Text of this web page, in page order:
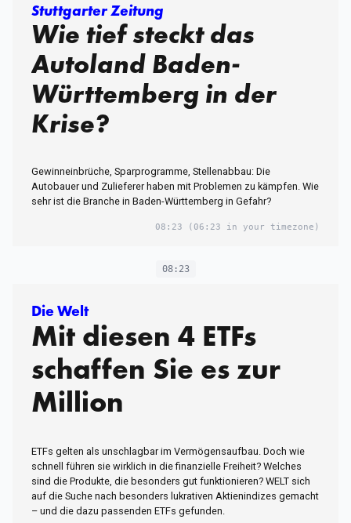
Stuttgarter Zeitung
Wie tief steckt das
Autoland Baden-
Württemberg in der
Krise?
Gewinneinbrüche, Sparprogramme, Stellenabbau: Die
Autobauer und Zulieferer haben mit Problemen zu kämpfen. Wie
sehr ist die Branche in Baden-Württemberg in Gefahr?
08:23 (06:23 in your timezone)
08:23
Die Welt
Mit diesen 4 ETFs
schaffen Sie es zur
Million
ETFs gelten als unschlagbar im Vermögensaufbau. Doch wie
schnell führen sie wirklich in die finanzielle Freiheit? Welches
sind die Produkte, die besonders gut funktionieren? WELT sich
auf die Suche nach besonders lukrativen Aktienindizes gemacht
– und die dazu passenden ETFs gefunden.